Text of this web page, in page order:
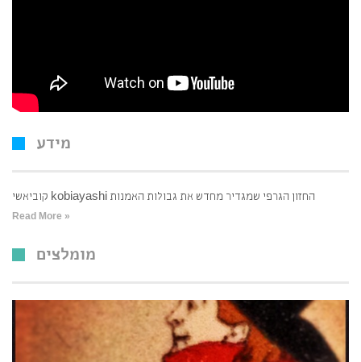
מידע
קוביאשי kobiayashi החזון הגרפי שמגדיר מחדש את גבולות האמנות
Read More »
מומלצים